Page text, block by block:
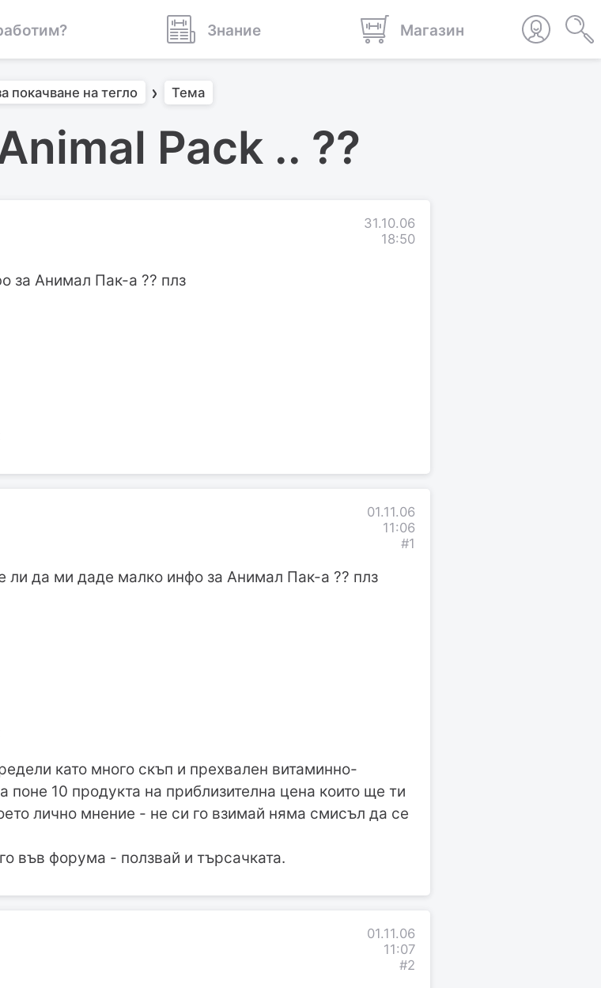
Знание Магазин
покачване на тегло Тема
Pack .. ??
31.10.06
18:50
за Анимал Пак-а ?? плз
01.11.06
11:06
#1
да ми даде малко инфо за Анимал Пак-а ?? плз
като много скъп и прехвален витаминно-
10 продукта на приблизителна цена които ще ти
лично мнение - не си го взимай няма смисъл да се
във форума - ползвай и търсачката.
01.11.06
11:07
#2